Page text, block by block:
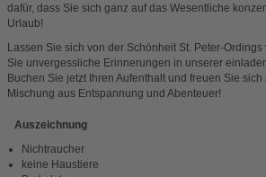
dafür, dass Sie sich ganz auf das Wesentliche
Urlaub!
Lassen Sie sich von der Schönheit St. Peter-
Sie unvergessliche Erinnerungen in unserer
Buchen Sie jetzt Ihren Aufenthalt und freuen Sie sich
Mischung aus Entspannung und Abenteuer!
Auszeichnung
Nichtraucher
keine Haustiere